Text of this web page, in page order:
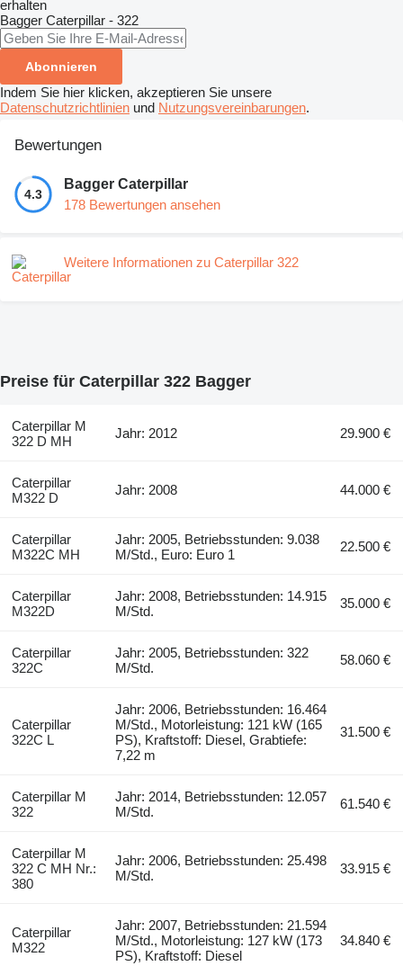
erhalten
Bagger Caterpillar - 322
Abonnieren
Indem Sie hier klicken, akzeptieren Sie unsere
Datenschutzrichtlinien und Nutzungsvereinbarungen.
Bewertungen
4.3
Bagger Caterpillar
178 Bewertungen ansehen
Weitere Informationen zu Caterpillar 322
Preise für Caterpillar 322 Bagger
Caterpillar M
322 D MH
Jahr: 2012 29.900 €
Caterpillar
M322 D
Jahr: 2008 44.000 €
Caterpillar
M322C MH
Jahr: 2005, Betriebsstunden: 9.038
M/Std., Euro: Euro 1
22.500 €
Caterpillar
M322D
Jahr: 2008, Betriebsstunden: 14.915
M/Std.
35.000 €
Caterpillar
322C
Jahr: 2005, Betriebsstunden: 322
M/Std.
58.060 €
Caterpillar
322C L
Jahr: 2006, Betriebsstunden: 16.464
M/Std., Motorleistung: 121 kW (165
PS), Kraftstoff: Diesel, Grabtiefe:
7,22 m
31.500 €
Caterpillar M
322
Jahr: 2014, Betriebsstunden: 12.057
M/Std.
61.540 €
Caterpillar M
322 C MH Nr.:
380
Jahr: 2006, Betriebsstunden: 25.498
M/Std.
33.915 €
Caterpillar
M322
Jahr: 2007, Betriebsstunden: 21.594
M/Std., Motorleistung: 127 kW (173
PS), Kraftstoff: Diesel
34.840 €